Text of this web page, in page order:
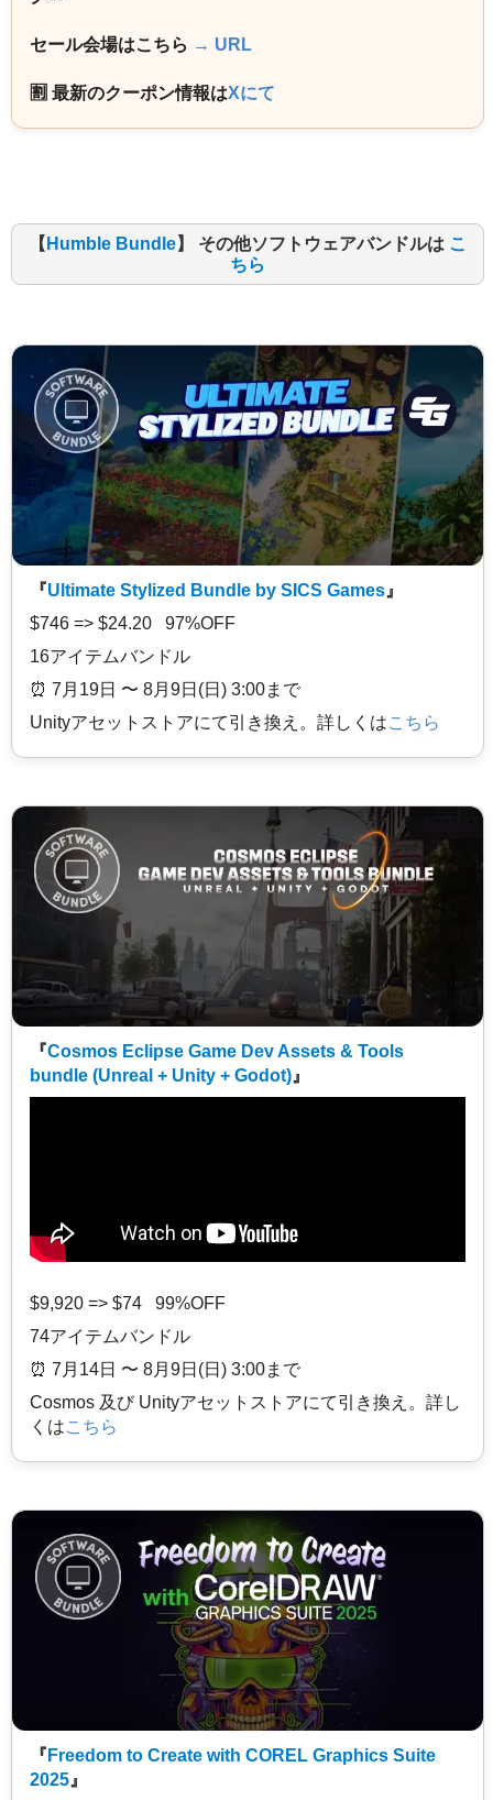
セール会場はこちら → URL
🈹 最新のクーポン情報はXにて
【 Humble Bundle】 その他ソフトウェアバンドルは こ
ちら
『Ultimate Stylized Bundle by SICS Games 』
$746 => $24.20 97%OFF
16アイテムバンドル
⏰️ 7月19日 〜 8月9日(日) 3:00まで
Unityアセットストアにて引き換え。詳しくはこちら
『Cosmos Eclipse Game Dev Assets & Tools
bundle (Unreal + Unity + Godot) 』
$9,920 => $74 99%OFF
74アイテムバンドル
⏰️ 7月14日 〜 8月9日(日) 3:00まで
Cosmos 及び Unityアセットストアにて引き換え。詳し
くはこちら
『 Freedom to Create with COREL Graphics Suite
2025 』